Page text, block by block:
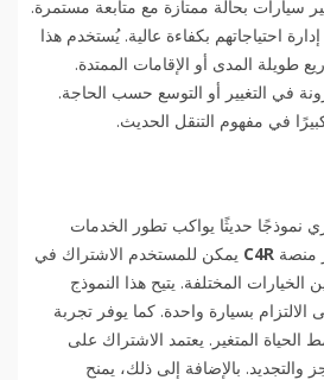
سيارات بحالة ممتازة مع متابعة مستمرة.
احتياجاتهم بكفاءة عالية. يُستخدم هذا
طويلة المدى أو الإقامات الممتدة.
في التغيير أو التوسع حسب الحاجة.
في مفهوم التنقل الحديث.
نموذجًا حديثًا يواكب تطور الخدمات
منصة C4R يمكن للمستخدم الاشتراك في
الخيارات المختلفة. يتيح هذا النموذج
الالتزام بسيارة واحدة. كما يوفر تجربة
المتغير. يعتمد الاشتراك على
والتجديد. بالإضافة إلى ذلك، يمنح